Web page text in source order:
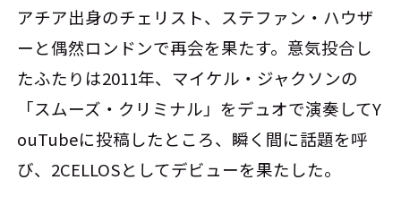
アチア出身のチェリスト、ステファン・ハウザ
ーと偶然ロンドンで再会を果たす。意気投合し
たふたりは2011年、マイケル・ジャクソンの
「スムーズ・クリミナル」をデュオで演奏してY
ouTubeに投稿したところ、瞬く間に話題を呼
び、2CELLOSとしてデビューを果たした。